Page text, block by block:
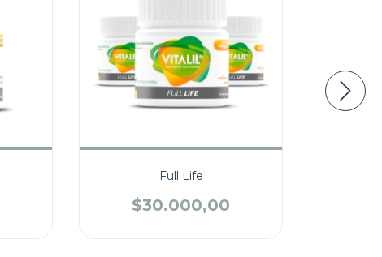
Full Life
$30.000,00